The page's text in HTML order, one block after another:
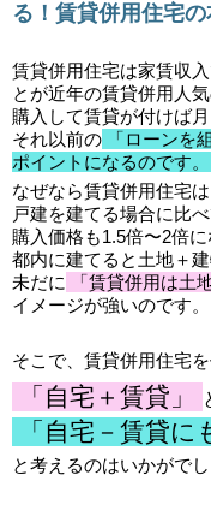
る！賃貸併用住宅の
賃貸併用住宅は家賃収
とが近年の賃貸併用人気
購入して賃貸が付けば
それ以前の 「ローンを
ポイントになるのです。
なぜなら賃貸併用住宅
戸建を建てる場合に比
購入価格も1.5倍〜2倍に
都内に建てると土地＋
未だに
「賃貸併用は土
イメージが強いのです。
そこで、賃貸併用住宅を
「自宅＋賃貸」
「自宅－賃貸に
と考えるのはいかがでし